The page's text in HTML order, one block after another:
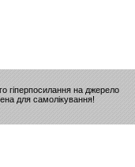
гіперпосилання на джерело
для самолікування!